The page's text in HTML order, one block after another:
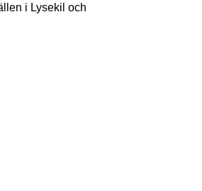
i Lysekil och